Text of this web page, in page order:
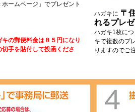
ホームページ」でプレゼント
の郵便料金は８５円になり
手を貼付して投函くださ
ハガキに 〒
れるプレ
ハガキ1枚に
キで複数のプ
りますのでご